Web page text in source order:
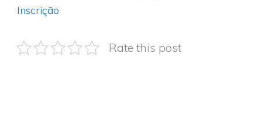
Inscrição
Rate this post